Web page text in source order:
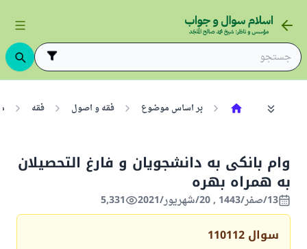
بر اساس موضوع فقه و اصول فقه
وام بانکی به دانشجویان و فارغ التحصیلان
به همراه بهره
13/صفر/1443 , 20/شهریور/2021 5,331
سوال 110112